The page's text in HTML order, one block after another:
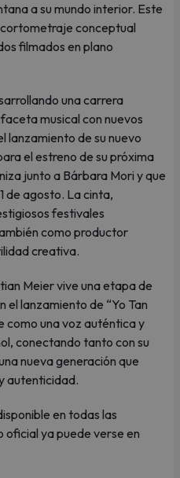
a su mundo interior. Este
cortometraje conceptual
filmados en plano
una carrera
musical con nuevos
lanzamiento de su nuevo
el estreno de su próxima
junto a Bárbara Mori y que
de agosto. La cinta,
festivales
como productor
creativa.
Meier vive una etapa de
el lanzamiento de “Yo Tan
como una voz auténtica y
conectando tanto con su
nueva generación que
autenticidad.
en todas las
ya puede verse en